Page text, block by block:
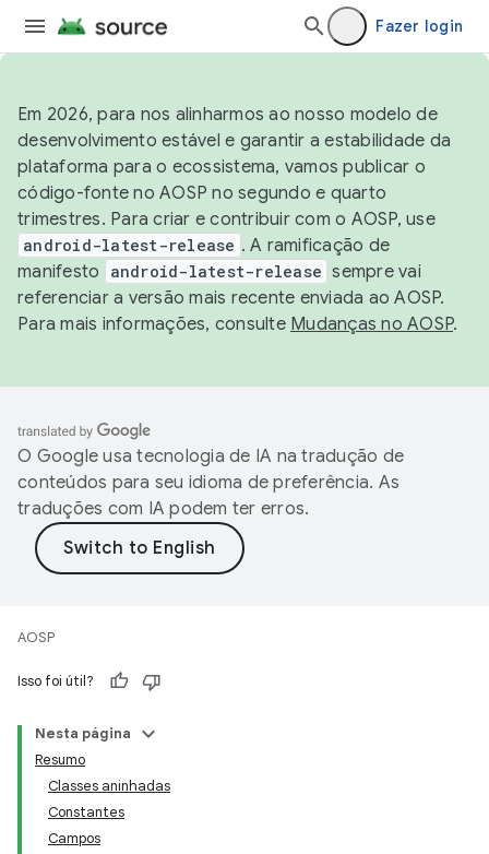
Fazer login
Em 2026, para nos alinharmos ao nosso modelo de
desenvolvimento estável e garantir a estabilidade da
plataforma para o ecossistema, vamos publicar o
código-fonte no AOSP no segundo e quarto
trimestres. Para criar e contribuir com o AOSP, use
android-latest-release . A ramificação de
manifesto
android-latest-release sempre vai
referenciar a versão mais recente enviada ao AOSP.
Para mais informações, consulte Mudanças no AOSP.
O Google usa tecnologia de IA na tradução de
conteúdos para seu idioma de preferência. As
traduções com IA podem ter erros.
AOSP
Isso foi útil?
Nesta página
Resumo
Classes aninhadas
Constantes
Campos